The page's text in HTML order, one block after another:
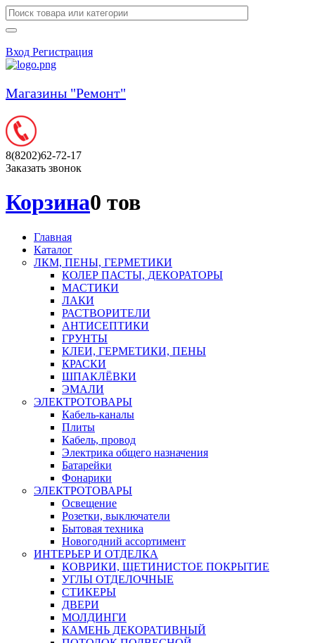
Вход Регистрация
Магазины "Ремонт"
8(8202)62-72-17
Заказать звонок
Корзина0 тов
Главная
Каталог
ЛКМ, ПЕНЫ, ГЕРМЕТИКИ
КОЛЕР ПАСТЫ, ДЕКОРАТОРЫ
МАСТИКИ
ЛАКИ
РАСТВОРИТЕЛИ
АНТИСЕПТИКИ
ГРУНТЫ
КЛЕИ, ГЕРМЕТИКИ, ПЕНЫ
КРАСКИ
ШПАКЛЁВКИ
ЭМАЛИ
ЭЛЕКТРОТОВАРЫ
Кабель-каналы
Плиты
Кабель, провод
Электрика общего назначения
Батарейки
Фонарики
ЭЛЕКТРОТОВАРЫ
Освещение
Розетки, выключатели
Бытовая техника
Новогодний ассортимент
ИНТЕРЬЕР И ОТДЕЛКА
КОВРИКИ, ЩЕТИНИСТОЕ ПОКРЫТИЕ
УГЛЫ ОТДЕЛОЧНЫЕ
СТИКЕРЫ
ДВЕРИ
МОЛДИНГИ
КАМЕНЬ ДЕКОРАТИВНЫЙ